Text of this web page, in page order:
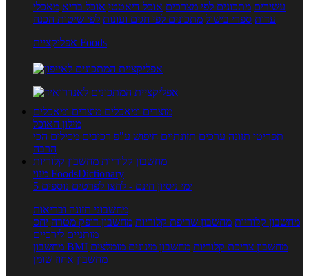
עשירים מתכונים לפי מצרכים אוכל דיאטטי אוכל בריא מאכלי
עדות ספרי בישול מתכונים לפי חגים ועונות לפי שיטות הכנה
אפליקציית Foods
מוצרים ומאכלים מוצרים ומאכלים
מילון האוכל
תפריטי תזונה ערכים תזונתיים חיפוש ע"פ רכיבים מכילים הכי
הרבה
מחשבון קלוריות מחשבון קלוריות
מנוי FoodsDictionary
5 ימי ניסיון חינם - לחצו לפרטים נוספים
מחשבוני תזונה ובריאות
מחשבון קלוריות מחשבון שריפת קלוריות מחשבון דופק מטרה יחס
מותניים לירכיים
מחשבון BMI
מחשבון צריכת קלוריות מחשבון מינונים מומלצים
מחשבון אחוז שומן